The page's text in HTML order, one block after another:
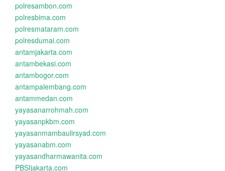
polresambon.com
polresbima.com
polresmataram.com
polresdumai.com
antamjakarta.com
antambekasi.com
antambogor.com
antampalembang.com
antammedan.com
yayasanarrohmah.com
yayasanpkbm.com
yayasanmambaulirsyad.com
yayasanabm.com
yayasandharmawanita.com
PBSIjakarta.com